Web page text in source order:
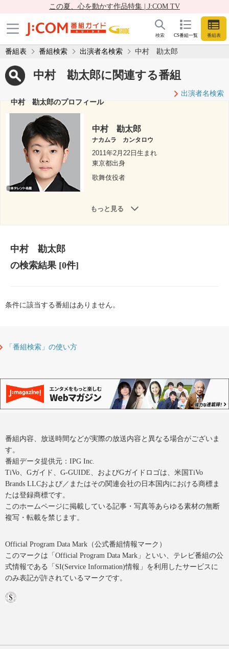
この夏、心を動かす作品特集 | J:COM TV
CS番組一覧 番組表
検索
番組表 番組検索 出演者名検索 中村 勘太郎
中村 勘太郎に関連する番組
出演者名検索
中村 勘太郎のプロフィール
中村 勘太郎
ナカムラ カンタロウ
2011年2月22日生まれ
東京都出身
歌舞伎役者
もっと見る
中村 勘太郎
の検索結果[0件]
条件に該当する番組はありません。
「番組検索」の使い方
番組内容、放送時間などが実際の放送内容と異なる場合がございま
す。
番組データ提供元：IPG Inc.
TiVo、Gガイド、G-GUIDE、およびGガイドロゴは、米国TiVo
Brands LLCおよび／またはその関連会社の日本国内における商標ま
たは登録商標です。
このホームページに掲載している記事・写真等あらゆる素材の無断
複写・転載を禁じます。
Official Program Data Mark（公式番組情報マーク）
このマークは「Official Program Data Mark」といい、テレビ番組の公
式情報である「SI(Service Information)情報」を利用したサービスに
のみ表記が許されているマークです。